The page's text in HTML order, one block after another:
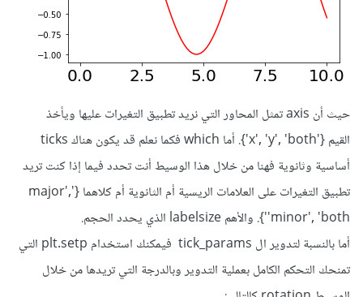
حيث أن axis تمثل المحاور التي نريد تطبيق التغيرات عليها ويأخذ
القيم {'x', 'y', 'both'}. أما which فكما نعلم قد يكون هناك ticks
أساسية وثانوية فهنا من خلال هذا الوسيط أنت تحدد فيما إذا كنت تريد
تطبيق التغيرات على العلامات الريسية أم الثانوية أم كلاهما {'major',
'minor', 'both'}. والأهم labelsize الذي يحدد الحجم.
أما بالنسبة لتدوير ال tick_params فيمكنك استخدام plt.setp التي
تمنحك التحكم الكامل بعملية التدوير وبالدرجة التي تريدها من خلال